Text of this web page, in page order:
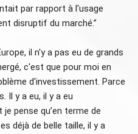
par rapport à l'usage
disruptif du marché.”
il n'y a pas eu de grands
c'est que pour moi en
d'investissement. Parce
Il y a eu, il y a eu
pense qu’en terme de
déjà de belle taille, il y a